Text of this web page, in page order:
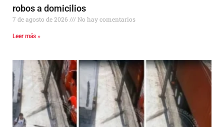
robos a domicilios
7 de agosto de 2026 No hay comentarios
Leer más »